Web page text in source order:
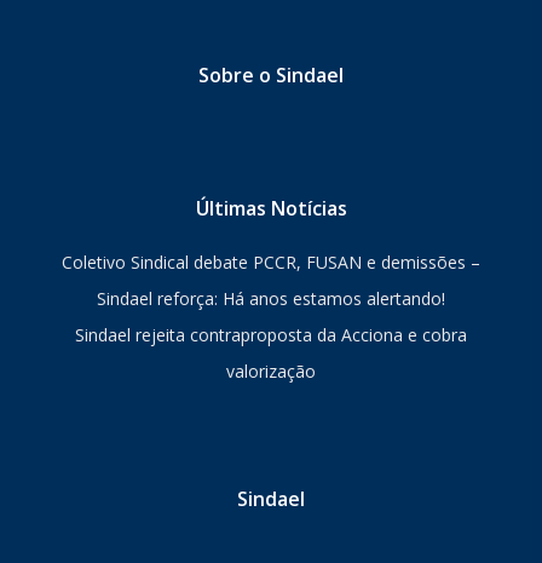
Sobre o Sindael
Últimas Notícias
Coletivo Sindical debate PCCR, FUSAN e demissões –
Sindael reforça: Há anos estamos alertando!
Sindael rejeita contraproposta da Acciona e cobra
valorização
Sindael